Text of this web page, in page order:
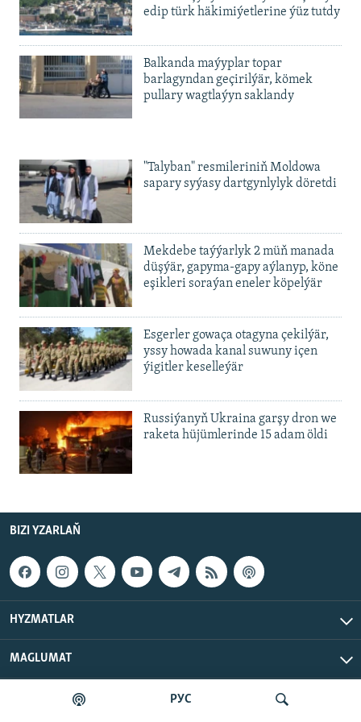
РУС
edip türk häkimiýetlerine ýüz tutdy
Balkanda maýyplar topar
barlagyndan geçirilýär, kömek
pullary wagtlaýyn saklandy
"Talyban" resmileriniň Moldowa
sapary syýasy dartgynlylyk döretdi
Mekdebe taýýarlyk 2 müň manada
düşýär, gapyma-gapy aýlanyp, köne
eşikleri soraýan eneler köpelýär
Esgerler gowaça otagyna çekilýär,
yssy howada kanal suwuny içen
ýigitler keselleýär
Russiýanyň Ukraina garşy dron we
raketa hüjümlerinde 15 adam öldi
BIZI YZARLAŇ
HYZMATLAR
MAGLUMAT
Azat Ýewropa/Azatlyk Radiosy © 2026 RFE/RL, Inc. Ähli